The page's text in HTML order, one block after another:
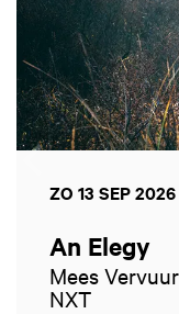
An Elegy
Mees
NXT
ZO 13 SEP 2026